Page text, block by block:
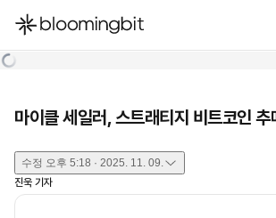
한국어
마이클 세일러, 스트래티지 비트코인 추
수정 오후 5:18 · 2025. 11. 09.
진욱 기자